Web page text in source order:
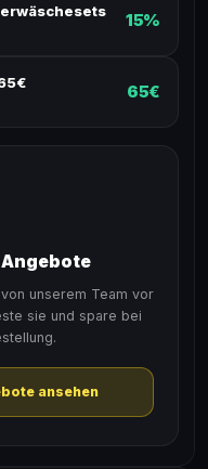
15%
65€
unserem Team vor
sie und spare bei
ansehen